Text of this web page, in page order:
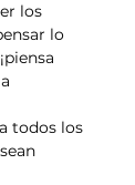
los
lo
todos los